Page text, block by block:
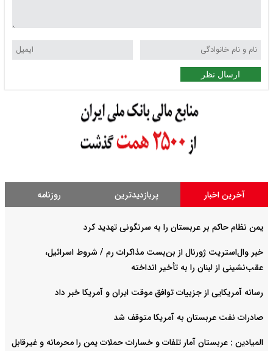
ارسال نظر
آخرین اخبار پربازدیدترین روزنامه
یمن نظام حاکم بر عربستان را به سرنگونی تهدید کرد
خبر وال‌استریت ژورنال از بن‌بست مذاکرات رم / شروط اسرائیل،
عقب‌نشینی از لبنان را به تأخیر انداخته
رسانه آمریکایی از جزییات توافق موقت ایران و آمریکا خبر داد
صادرات نفت عربستان به آمریکا متوقف شد
المیادین : عربستان آمار تلفات و خسارات حملات یمن را محرمانه و غیرقابل